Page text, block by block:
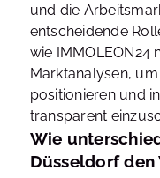
und die
entscheidende
wie IMMOLEON24
Marktanalysen,
positionieren und
transparent
Wie
Düsseldorf